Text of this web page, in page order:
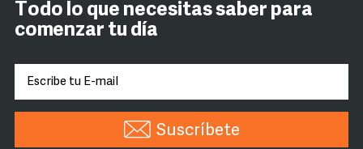
Todo lo que necesitas saber para
comenzar tu día
Suscríbete